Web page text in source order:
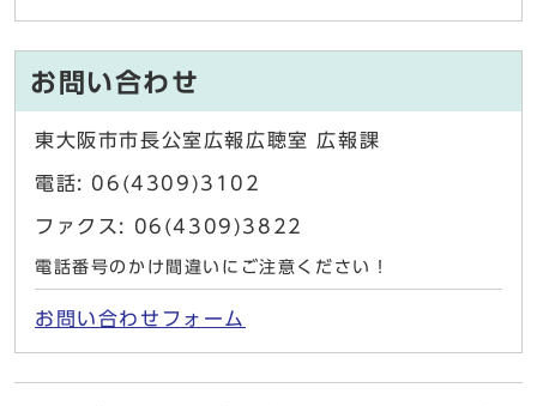
お問い合わせ
東大阪市市長公室広報広聴室 広報課
電話: 06(4309)3102
ファクス: 06(4309)3822
電話番号のかけ間違いにご注意ください！
お問い合わせフォーム